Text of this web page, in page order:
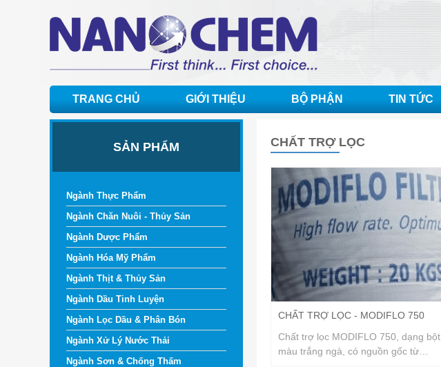
TRANG CHỦ GIỚI THIỆU BỘ PHẬN TIN TỨC
SẢN PHẨM
Ngành Thực Phẩm
Ngành Chăn Nuôi - Thủy Sản
Ngành Dược Phẩm
Ngành Hóa Mỹ Phẩm
Ngành Thịt & Thủy Sản
Ngành Dầu Tinh Luyện
Ngành Lọc Dầu & Phân Bón
Ngành Xử Lý Nước Thải
Ngành Sơn & Chống Thấm
CHẤT TRỢ LỌC
CHẤT TRỢ LỌC - MODIFLO 750
Chất trợ lọc MODIFLO 750, dạng bột
màu trắng ngà, có nguồn gốc từ